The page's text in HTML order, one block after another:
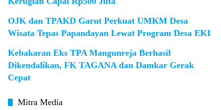
OJK dan TPAKD Garut Perkuat UMKM Desa
Wisata Tepas Papandayan Lewat Program Desa EKI
Kebakaran Eks TPA Mangunreja Berhasil
Dikendalikan, FK TAGANA dan Damkar Gerak
Cepat
Mitra Media